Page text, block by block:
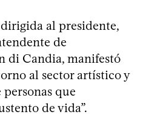
al presidente,
de
di Candia, manifestó
al sector artístico y
que
de vida”.